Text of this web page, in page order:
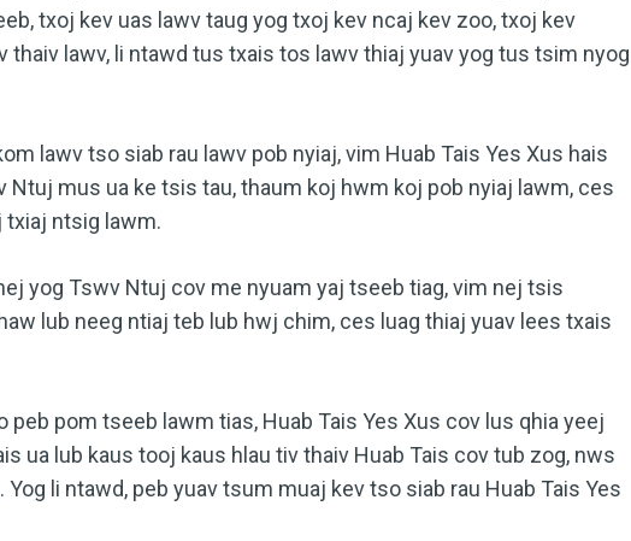
txoj kev uas lawv taug yog txoj kev ncaj kev zoo, txoj kev
thaiv lawv, li ntawd tus txais tos lawv thiaj yuav yog tus tsim nyog
lawv tso siab rau lawv pob nyiaj, vim Huab Tais Yes Xus hais
Ntuj mus ua ke tsis tau, thaum koj hwm koj pob nyiaj lawm, ces
ntsig lawm.
yog Tswv Ntuj cov me nyuam yaj tseeb tiag, vim nej tsis
lub neeg ntiaj teb lub hwj chim, ces luag thiaj yuav lees txais
peb pom tseeb lawm tias, Huab Tais Yes Xus cov lus qhia yeej
ua lub kaus tooj kaus hlau tiv thaiv Huab Tais cov tub zog, nws
li ntawd, peb yuav tsum muaj kev tso siab rau Huab Tais Yes